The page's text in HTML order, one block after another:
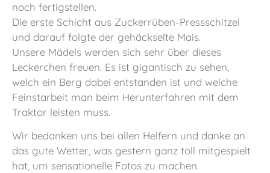
noch fertigstellen.
Die erste Schicht aus Zuckerrüben-Pressschitzel
und darauf folgte der gehäckselte Mais.
Unsere Mädels werden sich sehr über dieses
Leckerchen freuen. Es ist gigantisch zu sehen,
welch ein Berg dabei entstanden ist und welche
Feinstarbeit man beim Herunterfahren mit dem
Traktor leisten muss.
Wir bedanken uns bei allen Helfern und danke an
das gute Wetter, was gestern ganz toll mitgespielt
hat, um sensationelle Fotos zu machen.